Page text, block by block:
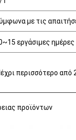
με τις
εργάσιμες ημέρες
περισσότερο από
προϊόντων